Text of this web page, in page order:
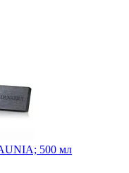
500 мл